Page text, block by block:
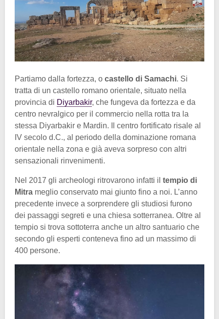
Partiamo dalla fortezza, o castello di Samachi. Si
tratta di un castello romano orientale, situato nella
provincia di Diyarbakir, che fungeva da fortezza e da
centro nevralgico per il commercio nella rotta tra la
stessa Diyarbakir e Mardin. Il centro fortificato risale al
IV secolo d.C., al periodo della dominazione romana
orientale nella zona e già aveva sorpreso con altri
sensazionali rinvenimenti.
Nel 2017 gli archeologi ritrovarono infatti il tempio di
Mitra meglio conservato mai giunto fino a noi. L’anno
precedente invece a sorprendere gli studiosi furono
dei passaggi segreti e una chiesa sotterranea. Oltre al
tempio si trova sottoterra anche un altro santuario che
secondo gli esperti conteneva fino ad un massimo di
400 persone.